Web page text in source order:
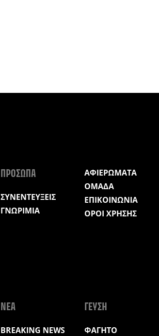
ΠΡΟΣΩΠΑ
ΣΥΝΕΝΤΕΥΞΕΙΣ
ΓΝΩΡΙΜΙΑ
ΑΦΙΕΡΩΜΑΤΑ
ΟΜΑΔΑ
ΕΠΙΚΟΙΝΩΝΙΑ
ΟΡΟΙ ΧΡΗΣΗΣ
ΝΕΑ
BREAKING NEWS
ΓΕΥΣΗ
ΦΑΓΗΤΟ